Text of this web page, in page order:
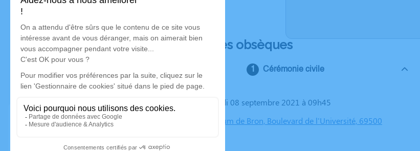
Déroulé des obsèques
Cérémonie civile
Le mercredi 08 septembre 2021 à 09h45
Crématorium de Bron, Boulevard de l'Université, 69500